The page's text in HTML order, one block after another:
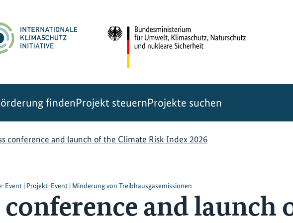
findenProjekt steuernProjekte suchen
conference and launch of the Climate Risk Index 2026
Event | Projekt-Event | Minderung von Treibhausgasemissionen
conference and launch